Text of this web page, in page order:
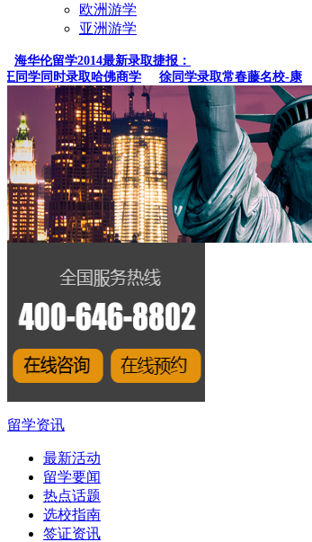
欧洲游学
亚洲游学
海华伦留学2014最新录取捷报：
学同时录取哈佛商学
徐同学录取常春藤名校-康
留学资讯
最新活动
留学要闻
热点话题
选校指南
签证资讯